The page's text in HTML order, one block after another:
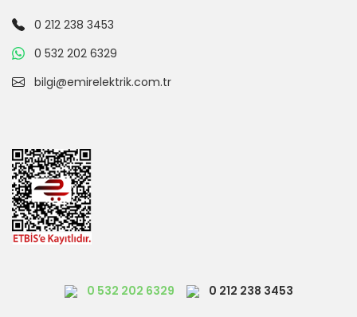
0 212 238 3453
0 532 202 6329
bilgi@emirelektrik.com.tr
0 532 202 6329 0 212 238 3453